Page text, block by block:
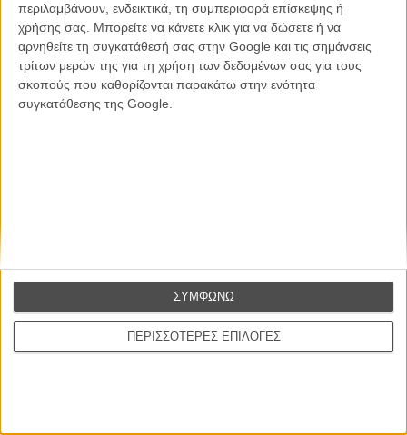
περιλαμβάνουν, ενδεικτικά, τη συμπεριφορά επίσκεψης ή
χρήσης σας. Μπορείτε να κάνετε κλικ για να δώσετε ή να
αρνηθείτε τη συγκατάθεσή σας στην Google και τις σημάνσεις
τρίτων μερών της για τη χρήση των δεδομένων σας για τους
σκοπούς που καθορίζονται παρακάτω στην ενότητα
συγκατάθεσης της Google.
ΠΕΡΙΣΣΟΤΕΡΕΣ ΕΠΙΛΟΓΕΣ
ΣΥΜΦΩΝΩ
ΕΓΓΡΑΦΗ
Θέλω να λαμβάνω τα newsletter σας.